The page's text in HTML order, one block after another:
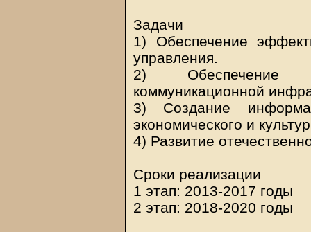
Задачи
1) Обеспечение
управления.
2) Обеспечение
коммуникационной
3) Создание
экономического и
4) Развитие
Сроки реализации
1 этап: 2013-2017 годы
2 этап: 2018-2020 годы